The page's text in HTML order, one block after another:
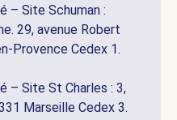
– Site Schuman :
29, avenue Robert
Provence Cedex 1.
– Site St Charles : 3,
Marseille Cedex 3.